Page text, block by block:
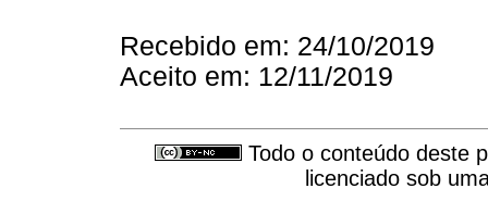
Recebido em: 24/10/2019
Aceito em: 12/11/2019
Todo o conteúdo deste
licenciado sob